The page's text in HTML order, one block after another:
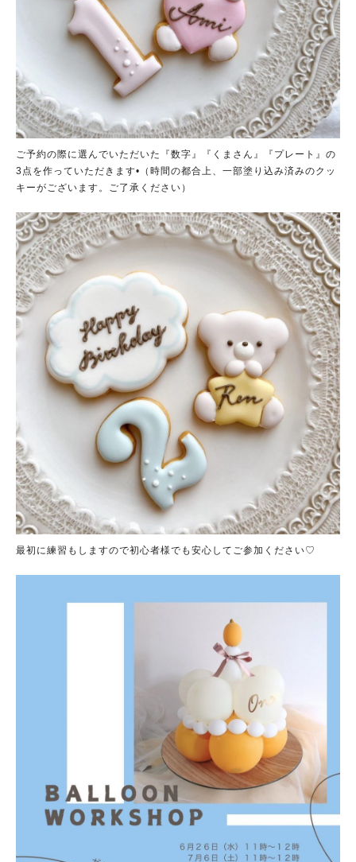
ご予約の際に選んでいただいた『数字』『くまさん』『プレート』の
3点を作っていただきます•（時間の都合上、一部塗り込み済みのクッ
キーがございます。ご了承ください）
最初に練習もしますので初心者様でも安心してご参加ください♡